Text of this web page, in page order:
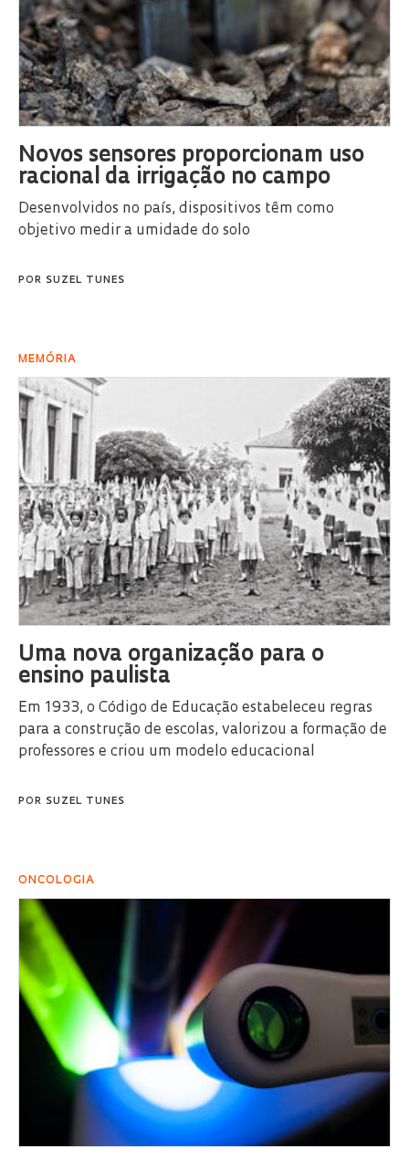
Novos sensores proporcionam uso
racional da irrigação no campo
Desenvolvidos no país, dispositivos têm como
objetivo medir a umidade do solo
POR SUZEL TUNES
MEMÓRIA
Uma nova organização para o
ensino paulista
Em 1933, o Código de Educação estabeleceu regras
para a construção de escolas, valorizou a formação de
professores e criou um modelo educacional
POR SUZEL TUNES
ONCOLOGIA